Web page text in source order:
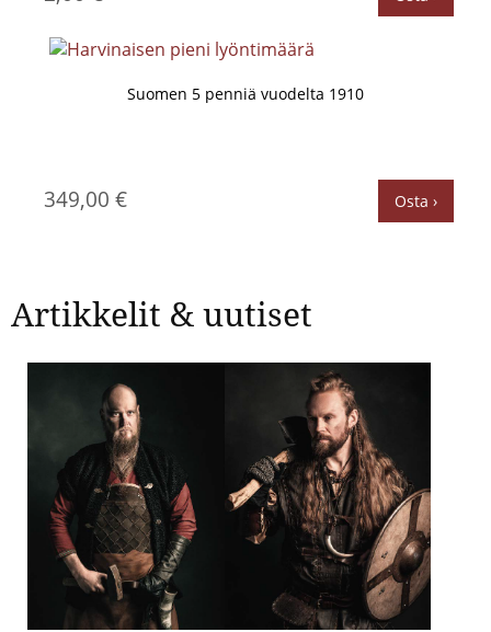
Suomen 5 penniä vuodelta 1910
349,00 € Osta ›
Artikkelit & uutiset